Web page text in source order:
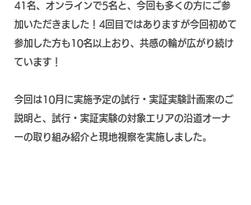
41名、オンラインで5名と、今回も多くの方にご参
加いただきました！4回目ではありますが今回初めて
参加した方も10名以上おり、共感の輪が広がり続け
ています！
今回は10月に実施予定の試行・実証実験計画案のご
説明と、試行・実証実験の対象エリアの沿道オーナ
ーの取り組み紹介と現地視察を実施しました。